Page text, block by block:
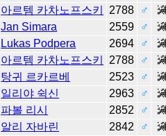
아르템 카차노프스키 2788
♂
Jan Simara 2559
♂
Lukas Podpera 2694
♂
아르템 카차노프스키 2788
♂
탕귀 르카르베 2523
♂
일리야 쉭신 2963
♂
파볼 리시 2852
♂
알리 자바린 2842
♂